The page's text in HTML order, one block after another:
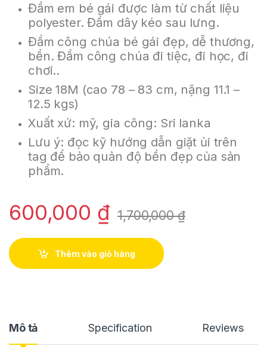
Đầm em bé gái được làm từ chất liệu
polyester. Đầm dây kéo sau lưng.
Đầm công chúa bé gái đẹp, dễ thương,
bền. Đầm công chúa đi tiệc, đi học, đi
chơi..
Size 18M (cao 78 – 83 cm, nặng 11.1 –
12.5 kgs)
Xuất xứ: mỹ, gia công: Sri lanka
Lưu ý: đọc kỹ hướng dẫn giặt ủi trên
tag để bảo quản độ bền đẹp của sản
phẩm.
600,000 ₫ 1,700,000₫
Thêm vào giỏ hàng
Mô tả Specification Reviews